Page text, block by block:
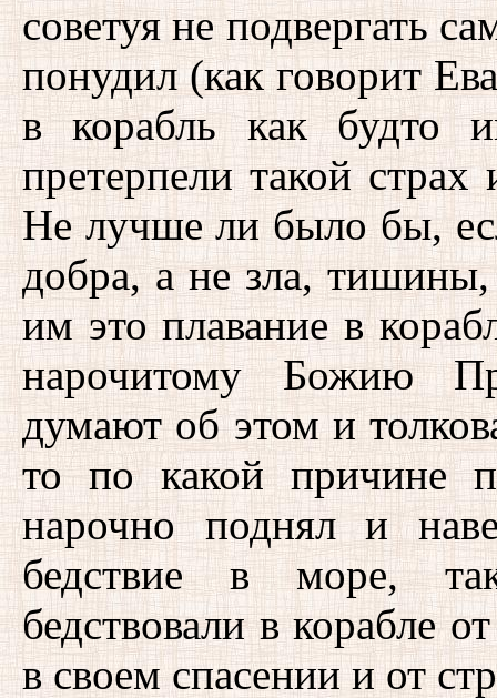
советуя не подвергать
понудил (как говорит
в корабль как будто
претерпели такой страх
Не лучше ли было бы,
добра, а не зла, тишины,
им это плавание в
нарочитому Божию
думают об этом и
то по какой причине
нарочно поднял и
бедствие в море,
бедствовали в корабле
в своем спасении и от